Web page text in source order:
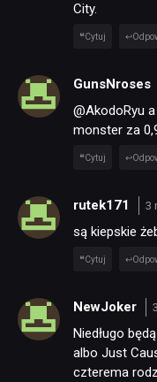
City.
Cytuj
GunsNroses
@AkodoRyu
monster za
Cytuj
rutek171 3
są kiepskie
Cytuj
NewJoker
Niedługo
albo Just
czterema